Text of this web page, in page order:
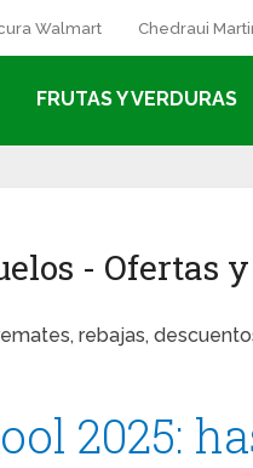
Walmart Chedraui
FRUTAS Y VERDURAS
- Ofertas
rebajas,
2025: